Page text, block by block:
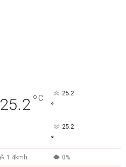
25.2°C 25.2
°
25.2
°
1.4kmh 0%